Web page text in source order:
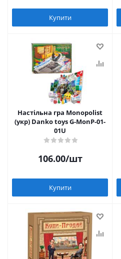
Купити
Настільна гра Monopolist
(укр) Danko toys G-MonP-01-
01U
106.00/шт
Купити